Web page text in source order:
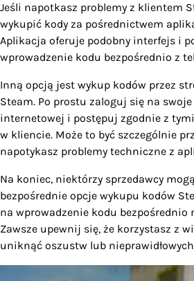
Jeśli napotkasz problemy z klientem
wykupić kody za pośrednictwem
Aplikacja oferuje podobny interfejs i
wprowadzenie kodu bezpośrednio z
Inną opcją jest wykup kodów przez
Steam. Po prostu zaloguj się na
internetowej i postępuj zgodnie z
w kliencie. Może to być szczególnie
napotykasz problemy techniczne z
Na koniec, niektórzy sprzedawcy
bezpośrednie opcje wykupu kodów
na wprowadzenie kodu
Zawsze upewnij się, że korzystasz z
uniknąć oszustw lub